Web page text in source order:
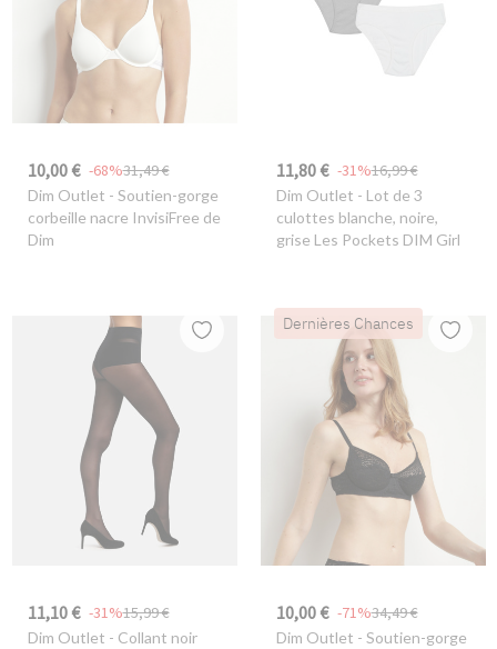
10,00 € 31,49 €
-68%
Dim Outlet - Soutien-gorge
corbeille nacre InvisiFree de
Dim
11,80 € 16,99 €
-31%
Dim Outlet - Lot de 3
culottes blanche, noire,
grise Les Pockets DIM Girl
11,10 € 15,99 €
-31%
Dim Outlet - Collant noir
Dernières Chances
10,00 € 34,49 €
-71%
Dim Outlet - Soutien-gorge